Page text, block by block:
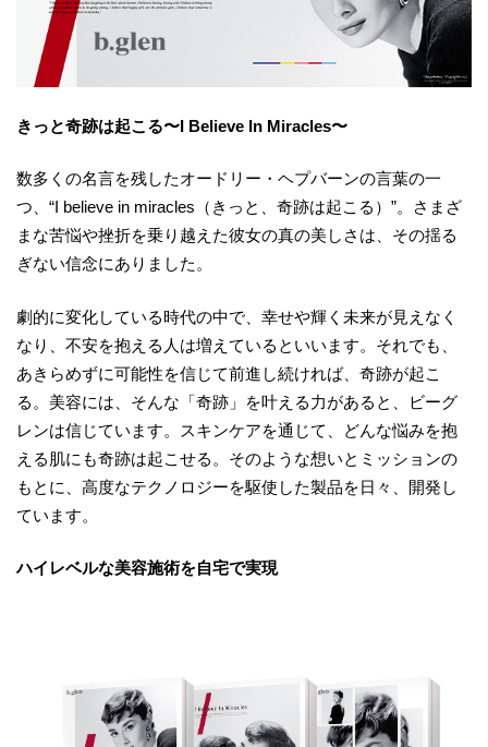
きっと奇跡は起こる〜I Believe In Miracles〜
数多くの名言を残したオードリー・ヘプバーンの言葉の一
つ、“I believe in miracles（きっと、奇跡は起こる）”。さまざ
まな苦悩や挫折を乗り越えた彼女の真の美しさは、その揺る
ぎない信念にありました。
劇的に変化している時代の中で、幸せや輝く未来が見えなく
なり、不安を抱える人は増えているといいます。それでも、
あきらめずに可能性を信じて前進し続ければ、奇跡が起こ
る。美容には、そんな「奇跡」を叶える力があると、ビーグ
レンは信じています。スキンケアを通じて、どんな悩みを抱
える肌にも奇跡は起こせる。そのような想いとミッションの
もとに、高度なテクノロジーを駆使した製品を日々、開発し
ています。
ハイレベルな美容施術を自宅で実現